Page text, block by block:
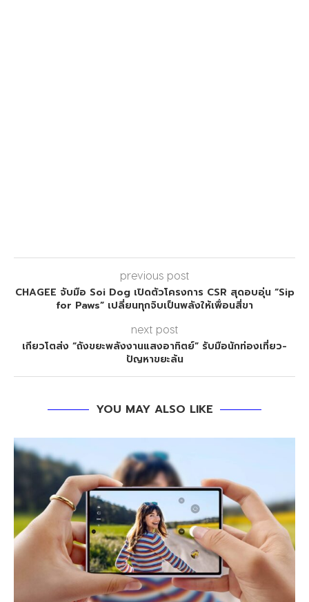
previous post
CHAGEE จับมือ Soi Dog เปิดตัวโครงการ CSR สุดอบอุ่น “Sip
for Paws” เปลี่ยนทุกจิบเป็นพลังให้เพื่อนสี่ขา
next post
เกียวโตส่ง “ถังขยะพลังงานแสงอาทิตย์” รับมือนักท่องเที่ยว-
ปัญหาขยะล้น
YOU MAY ALSO LIKE